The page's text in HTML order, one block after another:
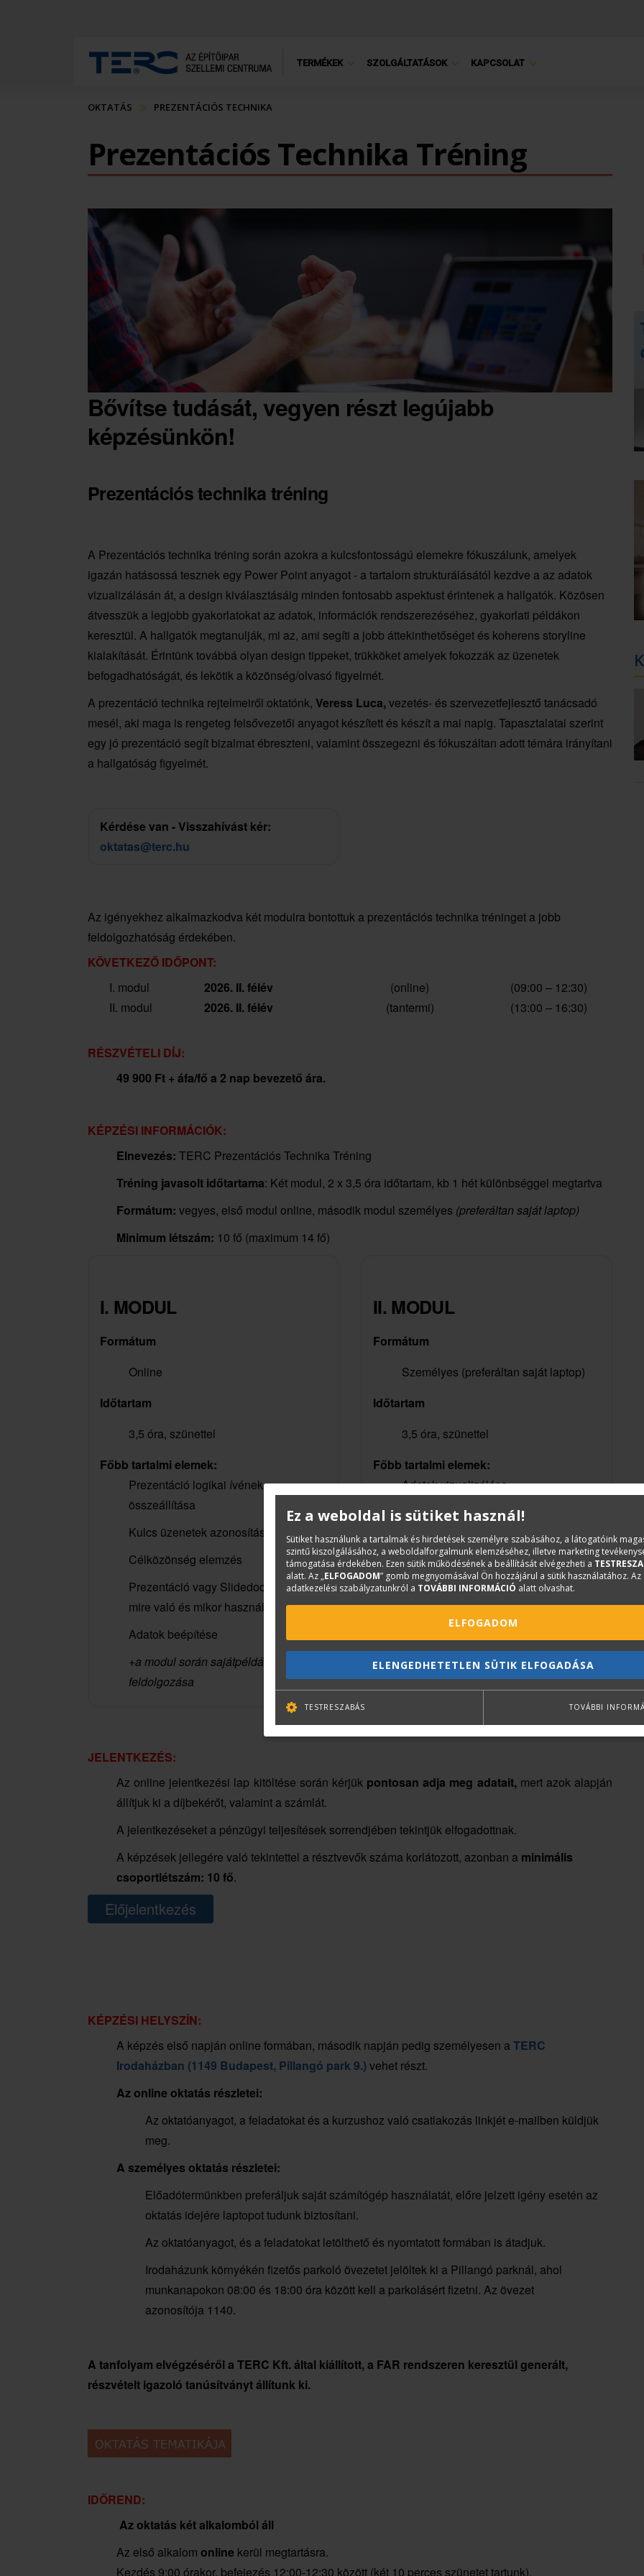
TERMÉKEK SZOLGÁLTATÁSOK KAPCSOLAT
OKTATÁS PREZENTÁCIÓS TECHNIKA
Prezentációs Technika Tréning
Bővítse tudását, vegyen részt legújabb
képzésünkön!
Prezentációs technika tréning
A Prezentációs technika tréning során azokra a kulcsfontosságú elemekre fókuszálunk, amelyek
igazán hatásossá tesznek egy Power Point anyagot - a tartalom strukturálásától kezdve a az adatok
vizualizálásán át, a design kiválasztásáig minden fontosabb aspektust érintenek a hallgatók. Közösen
átvesszük a legjobb gyakorlatokat az adatok, információk rendszerezéséhez, gyakorlati példákon
keresztül. A hallgatók megtanulják, mi az, ami segíti a jobb áttekinthetőséget és koherens storyline
kialakítását. Érintünk továbbá olyan design tippeket, trükköket amelyek fokozzák az üzenetek
befogadhatóságát, és lekötik a közönség/olvasó figyelmét.
A prezentáció technika rejtelmeiről oktatónk, Veress Luca,vezetés- és szervezetfejlesztő tanácsadó
mesél, aki maga is rengeteg felsővezetői anyagot készített és készít a mai napig. Tapasztalatai szerint
egy jó prezentáció segít bizalmat ébreszteni, valamint összegezni és fókuszáltan adott témára irányítani
a hallgatóság figyelmét.
Kérdése van - Visszahívást kér:
oktatas@terc.hu
Az igényekhez alkalmazkodva két modulra bontottuk a prezentációs technika tréninget a jobb
feldolgozhatóság érdekében.
KÖVETKEZŐ IDŐPONT:
I. modul
2026. II. félév (online)
(09:00 – 12:30)
II. modul
2026. II. félév (tantermi) (13:00 – 16:30)
RÉSZVÉTELI DÍJ:
49 900 Ft + áfa/fő​ a 2 nap bevezető ára.
KÉPZÉSI INFORMÁCIÓK:
Elnevezés: TERC Prezentációs Technika Tréning
Tréning javasolt időtartama: Két modul, 2 x 3,5 óra időtartam, kb 1 hét különbséggel megtartva
Formátum: vegyes, első modul online, második modul személyes (preferáltan saját laptop)
Minimum létszám: 10 fő (maximum 14 fő)
I. MODUL
Formátum
Online
Időtartam
3,5 óra, szünettel
Főbb tartalmi elemek:
Prezentáció logikai ívének
összeállítása
Kulcs üzenetek azonosítása
Célközönség elemzés
Prezentáció vagy Slidedock? –melyik
mire való és mikor használjuk
Adatok beépítése
+a modul során sajátpéldák
feldolgozása
II. MODUL
Formátum
Személyes (preferáltan saját laptop)
Időtartam
3,5 óra, szünettel
Főbb tartalmi elemek:
Adatok vizualizálása
Prezentáció felsővezetőknek
Design elemek és vizualizáció
Tippek, trükkök, inspirációs források
+a modul során sajátpéldák
JELENTKEZÉS:
Az online jelentkezési lap kitöltése során kérjük pontosan adja meg adatait,mert azok alapján
állítjuk ki a díjbekérőt, valamint a számlát.
A jelentkezéseket a pénzügyi teljesítések sorrendjében tekintjük elfogadottnak.
A képzések jellegére való tekintettel a résztvevők száma korlátozott, azonban a minimális
csoportlétszám: 10 fő.
Előjelentkezés
KÉPZÉSI HELYSZÍN:
A képzés első napján online formában, második napján pedig személyesen aTERC
Irodaházban (1149 Budapest, Pillangó park 9.)vehet részt.
Az online oktatás részletei:
Az oktatóanyagot, a feladatokat és a kurzushoz való csatlakozás linkjét e-mailben küldjük
meg.
A személyes oktatás részletei:
Előadótermünkben preferáljuk saját számítógép használatát, előre jelzett igény esetén az
oktatás idejére laptopot tudunk biztosítani.
Az oktatóanyagot, és a feladatokat letölthető és nyomtatott formában is átadjuk.
Irodaházunk környékén fizetős parkoló övezetet jelöltek ki a Pillangó parknál, ahol
munkanapokon 08:00 és 18:00 óra között kell a parkolásért fizetni. Az övezet
azonosítója 1140.
A tanfolyam elvégzéséről a TERC Kft. által kiállított, a FAR rendszeren keresztül generált,
részvételt igazoló tanúsítványt állítunk ki.
IDŐREND:
Az oktatás két alkalomból áll
Az első alkalom online kerül megtartásra.
Kezdés 9:00 órakor, befejezés 12:00-12:30 között (két 10 perces szünetet tartunk).
Ez a weboldal is sütiket használ!
Sütiket használunk a tartalmak és hirdetések személyre szabásához, a látogatóink
szintű kiszolgálásához, a weboldalforgalmunk elemzéséhez, illetve marketing
támogatása érdekében. Ezen sütik működésének a beállítását elvégezheti a
alatt. Az „ELFOGADOM” gomb megnyomásával Ön hozzájárul a sütik használatához. Az
adatkezelési szabályzatunkról a TOVÁBBI INFORMÁCIÓ alatt olvashat.
ELFOGADOM
ELENGEDHETETLEN SÜTIK ELFOGADÁSA
TESTRESZABÁS TOVÁBBI